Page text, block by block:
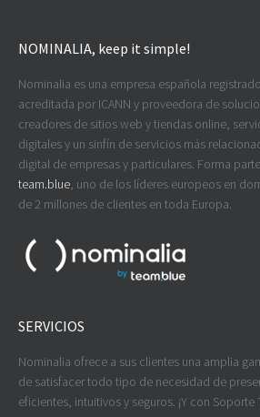
NOMINALIA, keep it simple!
Nominalia es una empresa española
acreditada por ICANN y proveedora de
creadores de sitios web y tiendas online,
digitales y un sinfín de servicios más
digital de empresas y particulares. Forma
team.blue, uno de los líderes europeos en
de 2 millones de clientes en toda Europa.
SERVICIOS
Nominalia ofrece a sus clientes una amplia
de satisfacer todo tipo de necesidad de
eficientes, intuitivos y seguros. ¡Y con